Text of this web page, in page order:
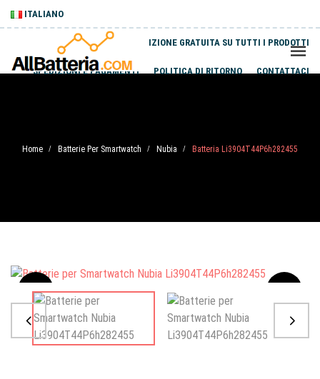
ITALIANO
SPEDIZIONE GRATUITA SU TUTTI I PRODOTTI
SPEDIZIONI E PAGAMENTI POLITICA DI RITORNO CONTATTACI
Home / Batterie Per Smartwatch / Nubia / Batteria Li3904T44P6h282455
Sale